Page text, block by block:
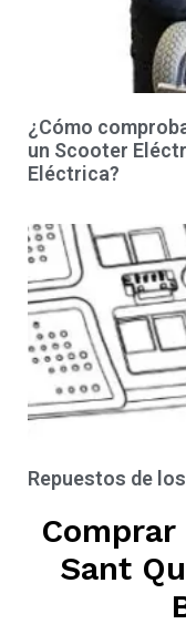
¿Cómo
un Scooter
Eléctrica?
Repuestos de
Sant